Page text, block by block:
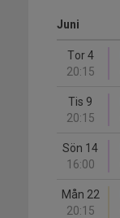
Juni
Tor 4
20:15
Tis 9
20:15
Sön 14
16:00
Mån 22
20:15